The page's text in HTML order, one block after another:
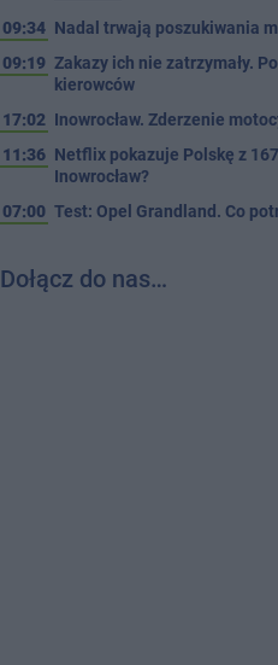
09:34 Nadal trwają poszukiwania
09:19 Zakazy ich nie zatrzymały.
kierowców
17:02 Inowrocław. Zderzenie
11:36 Netflix pokazuje Polskę z
Inowrocław?
07:00 Test: Opel Grandland. Co
Dołącz do nas…